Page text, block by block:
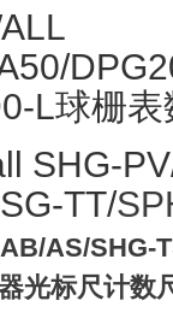
L球栅
SHG-
TT/
AS/SHG-
光标尺计数